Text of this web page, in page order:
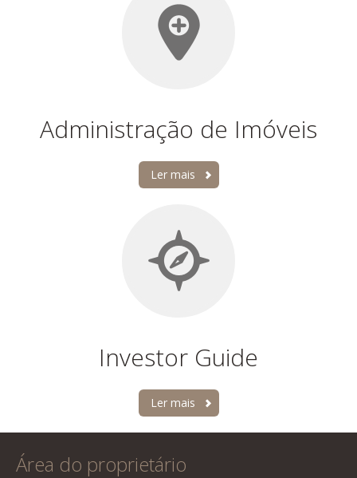
Administração de Imóveis
Ler mais
Investor Guide
Ler mais
Área do proprietário